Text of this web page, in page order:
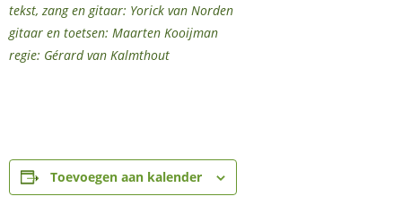
tekst, zang en gitaar: Yorick van Norden
gitaar en toetsen: Maarten Kooijman
regie: Gérard van Kalmthout
Toevoegen aan kalender